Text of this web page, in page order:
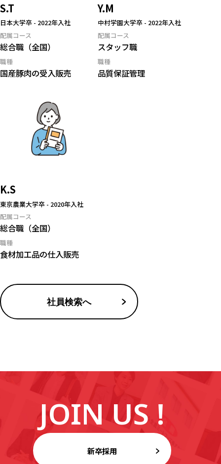
S.T
日本大学卒 - 2022年入社
配属コース
総合職（全国）
職種
国産豚肉の受入販売
Y.M
中村学園大学卒 - 2022年入社
配属コース
スタッフ職
職種
品質保証管理
K.S
東京農業大学卒 - 2020年入社
配属コース
総合職（全国）
職種
食材加工品の仕入販売
社員検索へ
JOIN US !
新卒採用